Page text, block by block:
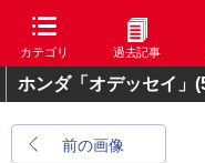
カテゴリ 過去記事
ホンダ「オデッセイ」
前の画像